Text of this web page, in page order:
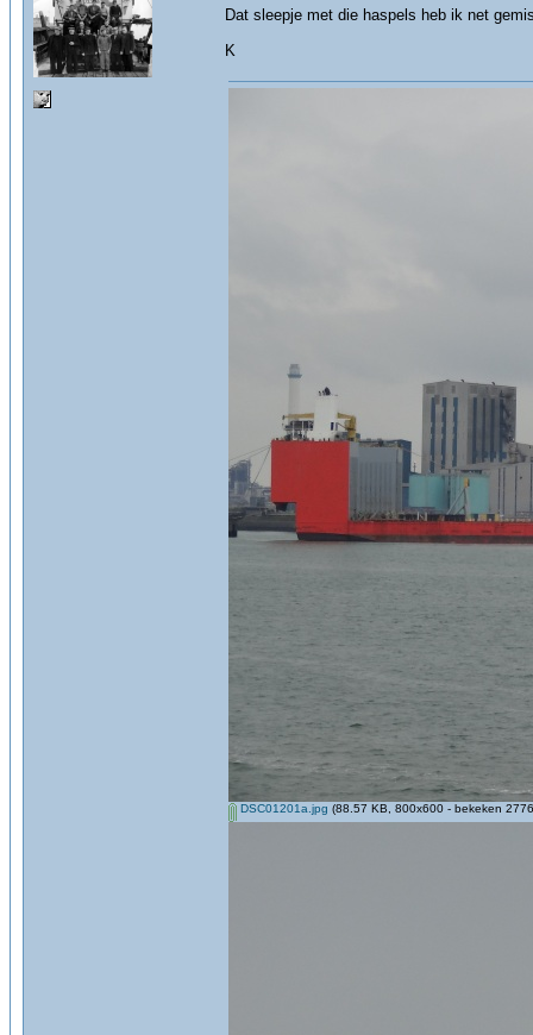
Dat sleepje met die haspels heb ik net
K
DSC01201a.jpg (88.57 KB, 800x600 - bekeken